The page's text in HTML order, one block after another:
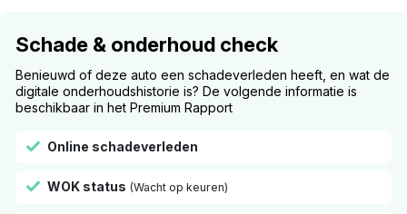
Schade & onderhoud check
Benieuwd of deze auto een schadeverleden heeft, en wat de
digitale onderhoudshistorie is? De volgende informatie is
beschikbaar in het Premium Rapport
Online schadeverleden
WOK status (Wacht op keuren)